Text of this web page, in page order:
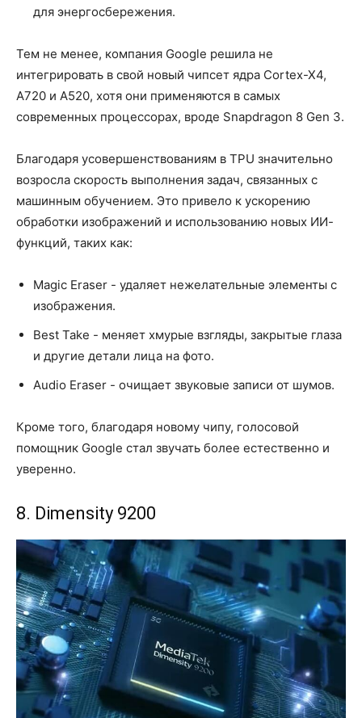
для энергосбережения.
Тем не менее, компания Google решила не
интегрировать в свой новый чипсет ядра Cortex-X4,
A720 и A520, хотя они применяются в самых
современных процессорах, вроде Snapdragon 8 Gen 3.
Благодаря усовершенствованиям в TPU значительно
возросла скорость выполнения задач, связанных с
машинным обучением. Это привело к ускорению
обработки изображений и использованию новых ИИ-
функций, таких как:
Magic Eraser - удаляет нежелательные элементы с
изображения.
Best Take - меняет хмурые взгляды, закрытые глаза
и другие детали лица на фото.
Audio Eraser - очищает звуковые записи от шумов.
Кроме того, благодаря новому чипу, голосовой
помощник Google стал звучать более естественно и
уверенно.
8. Dimensity 9200